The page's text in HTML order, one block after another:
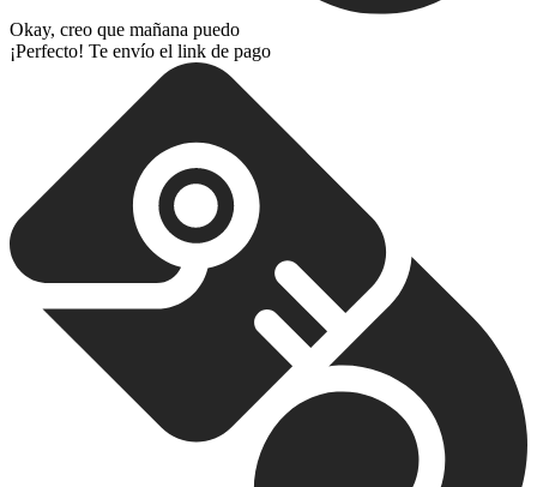
Okay, creo que mañana puedo
¡Perfecto! Te envío el link de pago